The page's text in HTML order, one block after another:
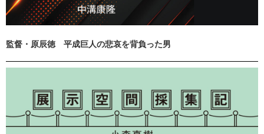
監督・原辰徳 平成巨人の悲哀を背負った男